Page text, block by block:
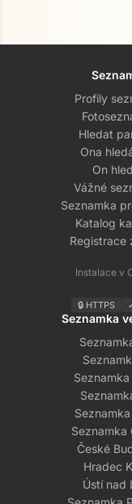
Profily
Hledat
Ona
On
Vážné
Seznamka
Katalog
Registrace
Instalace v
🔒 HTTPS
Seznamka
Seznamka
České
Hradec
Ústí nad